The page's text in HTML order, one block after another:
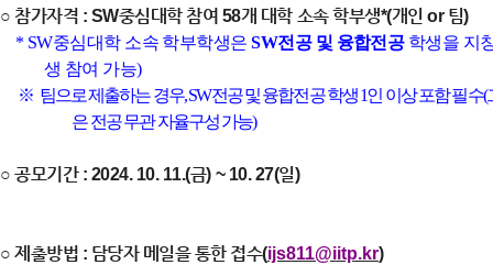
○ 참가자격 : SW중심대학 참여 58개 대학 소속 학부생*(개인 or 팀)
* SW중심대학 소속 학부학생은SW전공 및 융합전공 학생을 지
생 참여 가능)
※ 팀으로 제출하는 경우, SW전공 및 융합전공 학생1인 이상 포함 필수(
은 전공 무관 자율구성 가능)
○공모기간 : 2024. 10. 11.(금) ~ 10. 27(일)
○제출방법 : 담당자 메일을 통한 접수(ijs811@iitp.kr)